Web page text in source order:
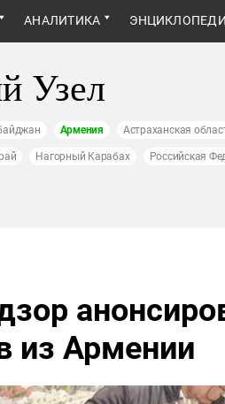
АНАЛИТИКА
Узел
Армения Астраханская
Нагорный Карабах Российская
из Армении